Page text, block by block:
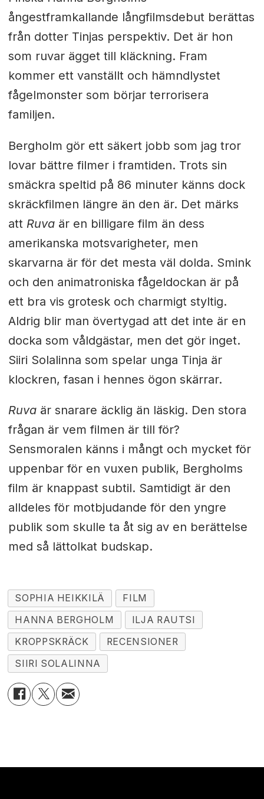
ångestframkallande långfilmsdebut berättas
från dotter Tinjas perspektiv. Det är hon
som ruvar ägget till kläckning. Fram
kommer ett vanställt och hämndlystet
fågelmonster som börjar terrorisera
familjen.
Bergholm gör ett säkert jobb som jag tror
lovar bättre filmer i framtiden. Trots sin
smäckra speltid på 86 minuter känns dock
skräckfilmen längre än den är. Det märks
att Ruvaär en billigare film än dess
amerikanska motsvarigheter, men
skarvarna är för det mesta väl dolda. Smink
och den animatroniska fågeldockan är på
ett bra vis grotesk och charmigt styltig.
Aldrig blir man övertygad att det inte är en
docka som våldgästar, men det gör inget.
Siiri Solalinna som spelar unga Tinja är
klockren, fasan i hennes ögon skärrar.
Ruvaär snarare äcklig än läskig. Den stora
frågan är vem filmen är till för?
Sensmoralen känns i mångt och mycket för
uppenbar för en vuxen publik, Bergholms
film är knappast subtil. Samtidigt är den
alldeles för motbjudande för den yngre
publik som skulle ta åt sig av en berättelse
med så lättolkat budskap.
SOPHIA HEIKKILÄ
FILM
HANNA BERGHOLM
ILJA RAUTSI
KROPPSKRÄCK
RECENSIONER
SIIRI SOLALINNA